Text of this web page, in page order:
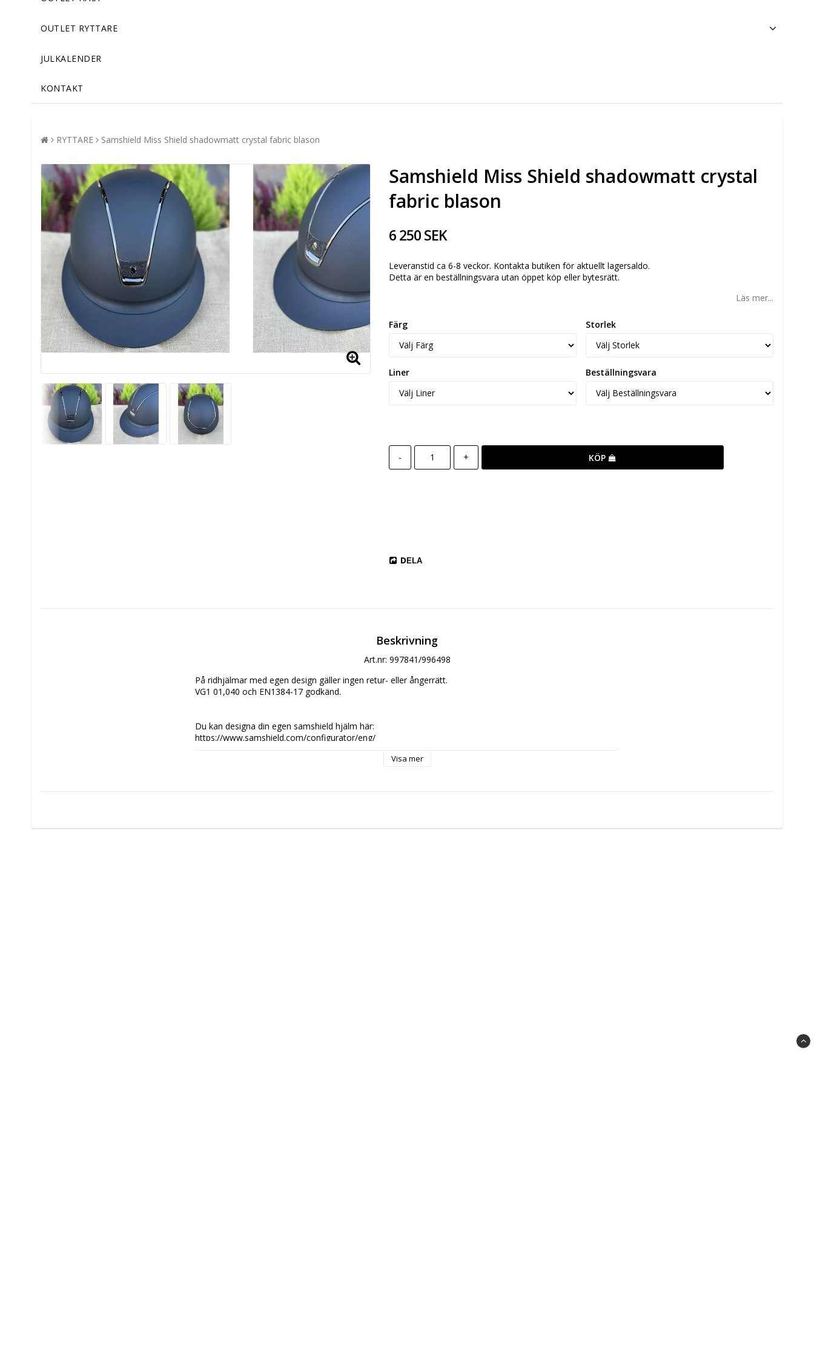
OUTLET RYTTARE
JULKALENDER
KONTAKT
RYTTARE Samshield Miss Shield shadowmatt crystal fabric blason
Samshield Miss Shield shadowmatt crystal
fabric blason
6 250 SEK
Leveranstid ca 6-8 veckor. Kontakta butiken för aktuellt lagersaldo.
Detta är en beställningsvara utan öppet köp eller bytesrätt.
Läs mer...
Färg Storlek
Liner Beställningsvara
- + KÖP
DELA
Beskrivning
Art.nr: 997841/996498
På ridhjälmar med egen design gäller ingen retur- eller ångerrätt.
VG1 01,040 och EN1384-17 godkänd.
Du kan designa din egen samshield hjälm här:
Visa mer